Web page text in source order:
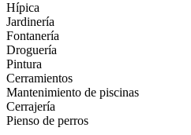
Hípica
Jardinería
Fontanería
Droguería
Pintura
Cerramientos
Mantenimiento de piscinas
Cerrajería
Pienso de perros